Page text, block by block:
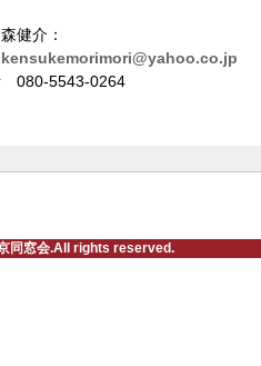
健介：
kensukemorimori@yahoo.co.jp
080-5543-0264
同窓会.All rights reserved.